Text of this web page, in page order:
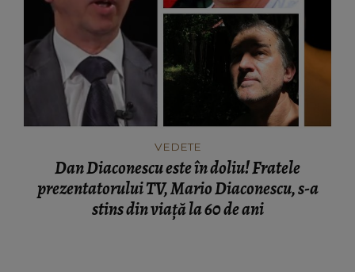
VEDETE
Dan Diaconescu este în doliu! Fratele
prezentatorului TV, Mario Diaconescu, s-a
stins din viață la 60 de ani